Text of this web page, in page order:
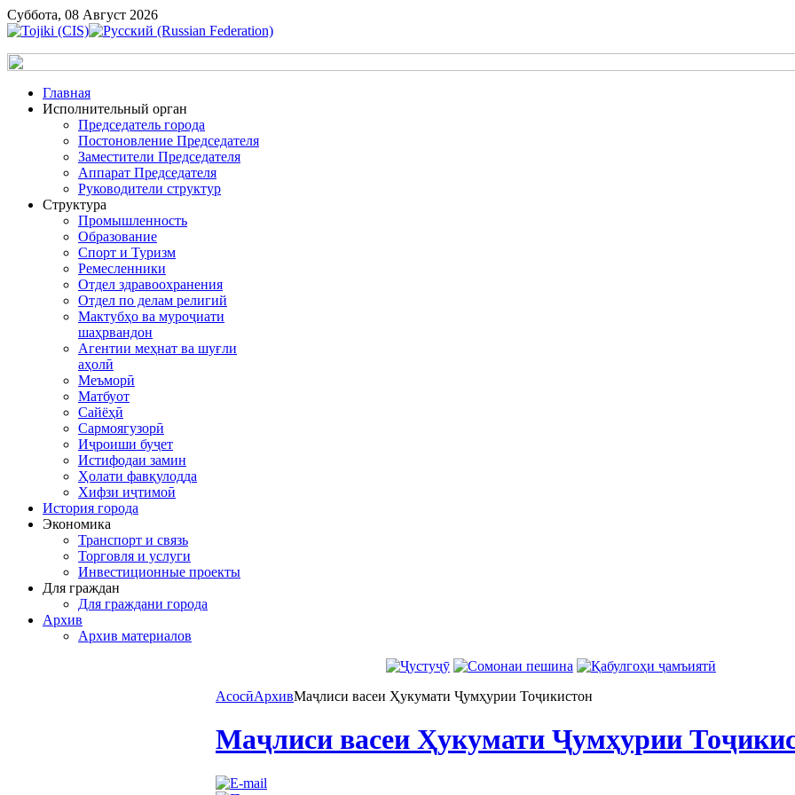
Суббота, 08 Август 2026
Главная
Исполнительный орган
Председатель города
Постоновление Председателя
Заместители Председателя
Аппарат Председателя
Руководители структур
Структура
Промышленность
Образование
Спорт и Туризм
Ремесленники
Отдел здравоохранения
Отдел по делам религий
Мактубҳо ва муроҷиати
шаҳрвандон
Агентии меҳнат ва шуғли
аҳолӣ
Меъморӣ
Матбуот
Сайёҳӣ
Сармоягузорӣ
Иҷроиши буҷет
Истифодаи замин
Ҳолати фавқулодда
Хифзи иҷтимоӣ
История города
Экономика
Транспорт и связь
Торговля и услуги
Инвестиционные проекты
Для граждан
Для граждани города
Архив
Архив материалов
АсосӣАрхивМаҷлиси васеи Ҳукумати Ҷумҳурии Тоҷикистон
Маҷлиси васеи Ҳукумати Ҷумҳурии